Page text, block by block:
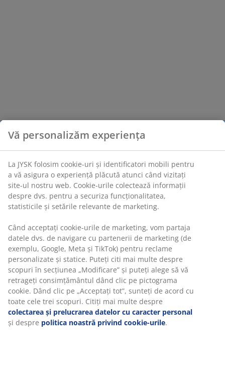
Vă personalizăm experiența
La JYSK folosim cookie-uri și identificatori mobili pentru
a vă asigura o experiență plăcută atunci când vizitați
site-ul nostru web. Cookie-urile colectează informații
despre dvs. pentru a securiza funcționalitatea,
statisticile și setările relevante de marketing.
Când acceptați cookie-urile de marketing, vom partaja
datele dvs. de navigare cu partenerii de marketing (de
exemplu, Google, Meta și TikTok) pentru reclame
personalizate și statice. Puteți citi mai multe despre
scopuri în secțiunea „Modificare” și puteți alege să vă
retrageți consimțământul dând clic pe pictograma
cookie. Dând clic pe „Acceptați tot”, sunteți de acord cu
toate cele trei scopuri. Citiți mai multe despre
colectarea și prelucrarea datelor cu caracter personal
și despre politica noastră privind cookie-urile.